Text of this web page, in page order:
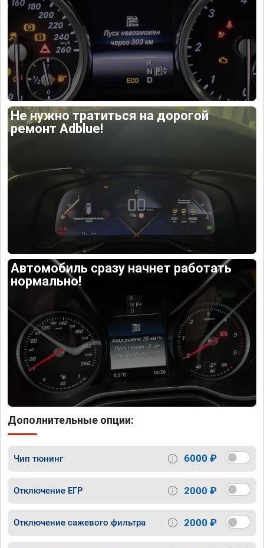
Не нужно тратиться на дорогой
ремонт Adblue!
Автомобиль сразу начнет работать
нормально!
Дополнительные опции:
Чип тюнинг 6000 ₽
Отключение ЕГР 2000 ₽
Отключение сажевого фильтра 2000 ₽